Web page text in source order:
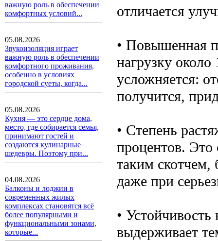
важную роль в обеспечении
комфортных условий...
05.08.2026
Звукоизоляция играет
важную роль в обеспечении
комфортного проживания,
особенно в условиях
городской суеты, когда...
05.08.2026
Кухня — это сердце дома,
место, где собирается семья,
принимают гостей и
создаются кулинарные
шедевры. Поэтому при...
04.08.2026
Балконы и лоджии в
современных жилых
комплексах становятся всё
более популярными и
функциональными зонами,
которые...
отличается
• Повышенная
нагрузку около
усложняется:
получится,
• Степень
процентов. Это
таким скотчем,
даже при
•
выдерживает